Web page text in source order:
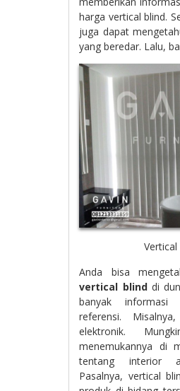
harga vertical blind.
juga dapat
yang beredar. Lalu,
Anda bisa
vertical blinddi
banyak informasi
referensi.
elektronik.
menemukannya di
tentang interior
Pasalnya, vertical